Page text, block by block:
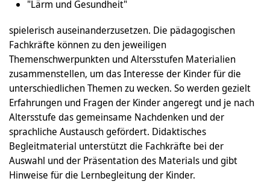
"Lärm und Gesundheit"
spielerisch auseinanderzusetzen. Die pädagogischen
Fachkräfte können zu den jeweiligen
Themenschwerpunkten und Altersstufen Materialien
zusammenstellen, um das Interesse der Kinder für die
unterschiedlichen Themen zu wecken. So werden gezielt
Erfahrungen und Fragen der Kinder angeregt und je nach
Altersstufe das gemeinsame Nachdenken und der
sprachliche Austausch gefördert. Didaktisches
Begleitmaterial unterstützt die Fachkräfte bei der
Auswahl und der Präsentation des Materials und gibt
Hinweise für die Lernbegleitung der Kinder.